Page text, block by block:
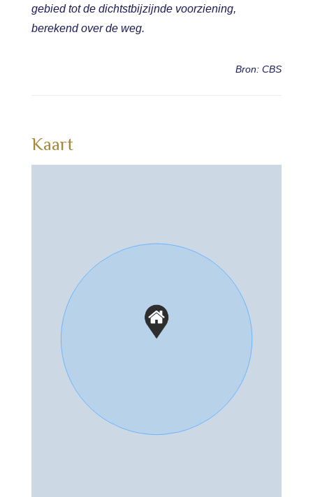
gebied tot de dichtstbijzijnde voorziening,
berekend over de weg.
Bron: CBS
Kaart